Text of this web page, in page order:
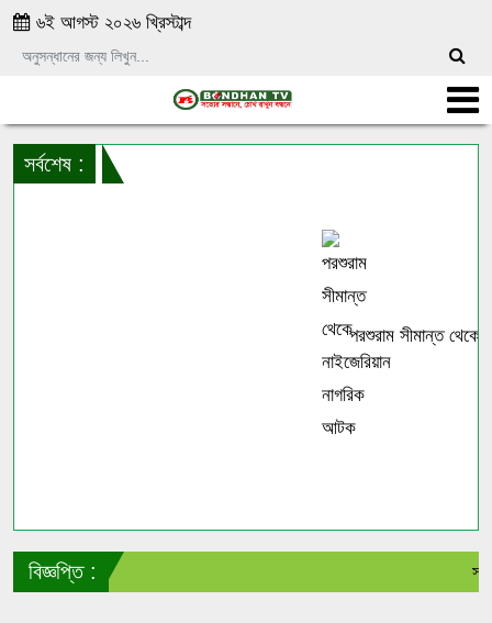
৬ই আগস্ট ২০২৬ খ্রিস্টাব্দ
সর্বশেষ :
পরশুরাম সীমান্ত থেকে
বিজ্ঞপ্তি :